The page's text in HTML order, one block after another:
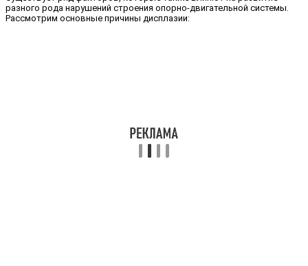
разного рода нарушений строения опорно-двигательной системы.
Рассмотрим основные причины дисплазии: